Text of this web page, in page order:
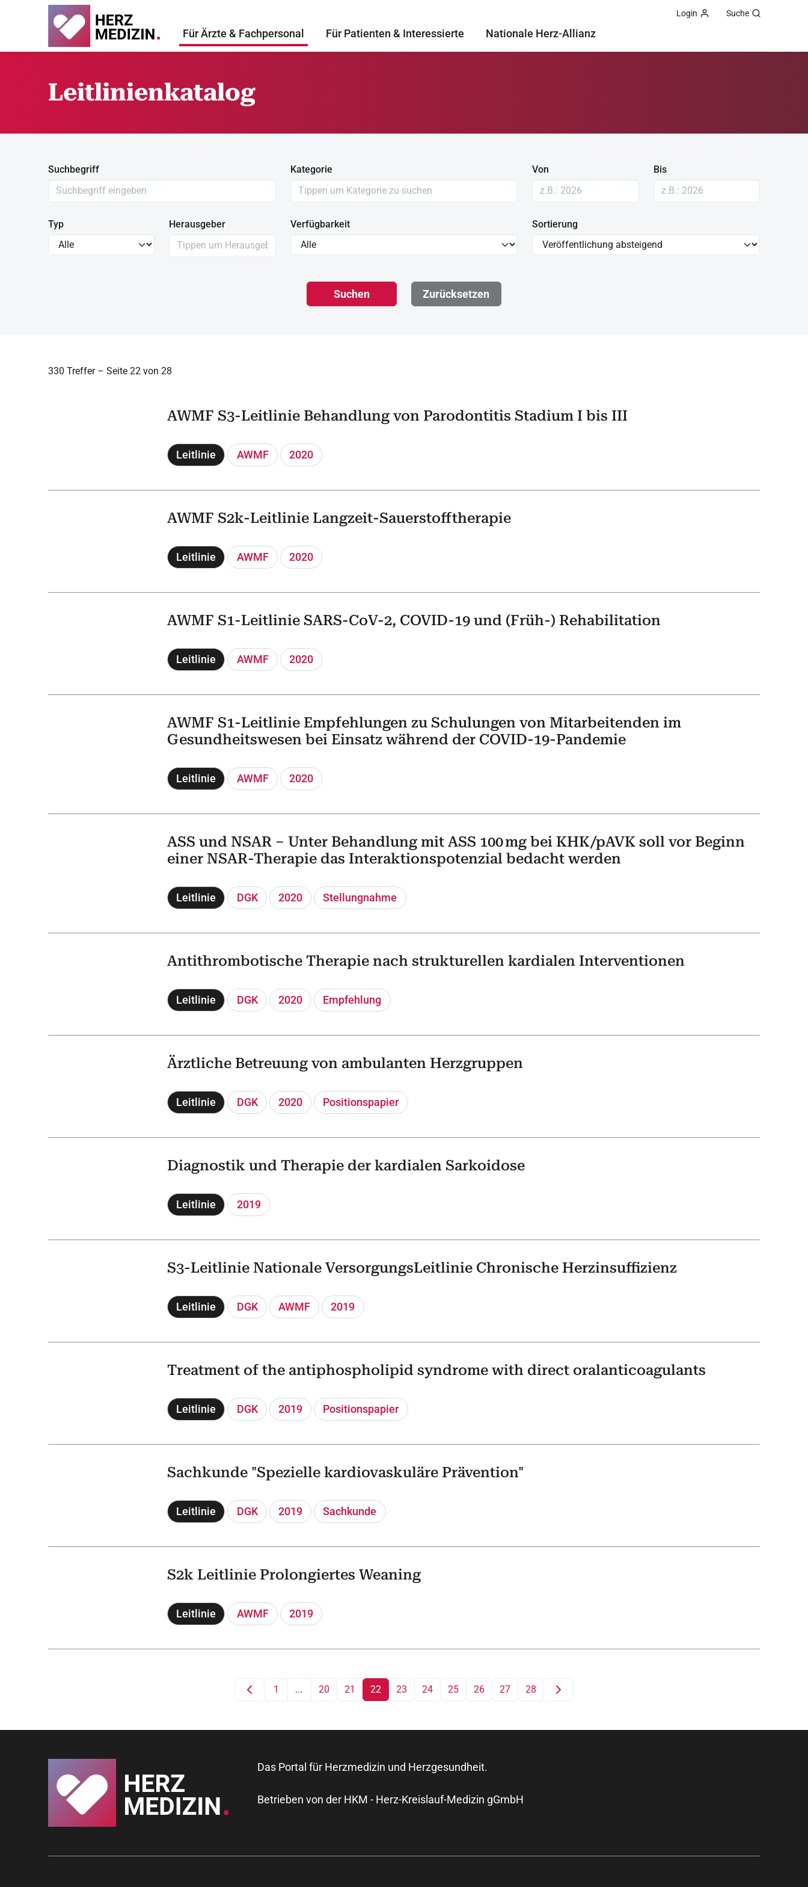
Für Ärzte & Fachpersonal Für Patienten & Interessierte Nationale Herz-Allianz
Login Suche
Leitlinienkatalog
Suchbegriff Kategorie Von Bis
Typ Herausgeber Verfügbarkeit Sortierung
Suchen Zurücksetzen
330 Treffer – Seite 22 von 28
Leitlinie AWMF 2020
AWMF S3-Leitlinie Behandlung von Parodontitis Stadium I bis III
Leitlinie AWMF 2020
AWMF S2k-Leitlinie Langzeit-Sauerstofftherapie
Leitlinie AWMF 2020
AWMF S1-Leitlinie SARS-CoV-2, COVID-19 und (Früh-) Rehabilitation
Leitlinie AWMF 2020
AWMF S1-Leitlinie Empfehlungen zu Schulungen von Mitarbeitenden im
Gesundheitswesen bei Einsatz während der COVID-19-Pandemie
Leitlinie DGK 2020 Stellungnahme
ASS und NSAR – Unter Behandlung mit ASS 100 mg bei KHK/pAVK soll vor Beginn
einer NSAR-Therapie das Interaktionspotenzial bedacht werden
Leitlinie DGK 2020 Empfehlung
Antithrombotische Therapie nach strukturellen kardialen Interventionen
Leitlinie DGK 2020 Positionspapier
Ärztliche Betreuung von ambulanten Herzgruppen
Leitlinie 2019
Diagnostik und Therapie der kardialen Sarkoidose
Leitlinie DGK AWMF 2019
S3-Leitlinie Nationale VersorgungsLeitlinie Chronische Herzinsuffizienz
Leitlinie DGK 2019 Positionspapier
Treatment of the antiphospholipid syndrome with direct oralanticoagulants
Leitlinie DGK 2019 Sachkunde
Sachkunde "Spezielle kardiovaskuläre Prävention"
Leitlinie AWMF 2019
S2k Leitlinie Prolongiertes Weaning
1 ... 20 21 22 23 24 25 26 27 28
Das Portal für Herzmedizin und Herzgesundheit.
Betrieben von der HKM - Herz-Kreislauf-Medizin gGmbH